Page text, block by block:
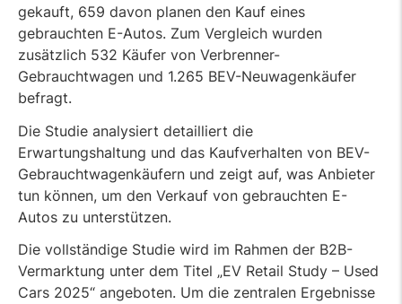
gekauft, 659 davon planen den Kauf eines
gebrauchten E-Autos. Zum Vergleich wurden
zusätzlich 532 Käufer von Verbrenner-
Gebrauchtwagen und 1.265 BEV-Neuwagenkäufer
befragt.
Die Studie analysiert detailliert die
Erwartungshaltung und das Kaufverhalten von BEV-
Gebrauchtwagenkäufern und zeigt auf, was Anbieter
tun können, um den Verkauf von gebrauchten E-
Autos zu unterstützen.
Die vollständige Studie wird im Rahmen der B2B-
Vermarktung unter dem Titel „EV Retail Study – Used
Cars 2025“ angeboten. Um die zentralen Ergebnisse